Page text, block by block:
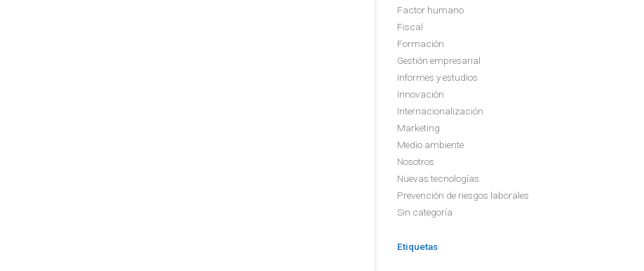
Factor humano
Fiscal
Formación
Gestión empresarial
Informes y estudios
Innovación
Internacionalización
Marketing
Medio ambiente
Nosotros
Nuevas tecnologías
Prevención de riesgos laborales
Sin categoría
Etiquetas